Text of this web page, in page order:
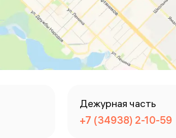
Дежурная часть
+7 (34938) 2-10-59